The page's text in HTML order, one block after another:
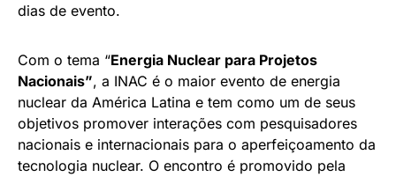
dias de evento.
Com o tema “Energia Nuclear para Projetos
Nacionais”, a INAC é o maior evento de energia
nuclear da América Latina e tem como um de seus
objetivos promover interações com pesquisadores
nacionais e internacionais para o aperfeiçoamento da
tecnologia nuclear. O encontro é promovido pela